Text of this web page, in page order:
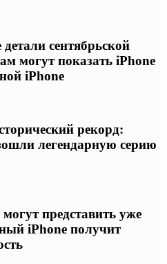
сентябрьской
могут показать iPhone
iPhone
рекорд:
легендарную серию
представить уже
iPhone получит